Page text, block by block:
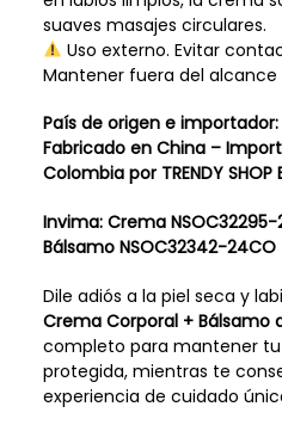
suaves masajes circulares.
Uso externo. Evitar
Mantener fuera del alcance
País de origen e importador:
Fabricado en China –
Colombia por TRENDY SHOP
Invima: Crema
Bálsamo NSOC32342-24CO
Dile adiós a la piel seca y
Crema Corporal + Bálsamo
completo para mantener
protegida, mientras te
experiencia de cuidado